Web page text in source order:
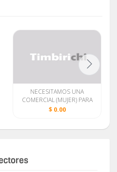
NECESITAMOS UNA
COMERCIAL (MUJER) PARA
NEGOCIO PARTICULAR
$ 0.00